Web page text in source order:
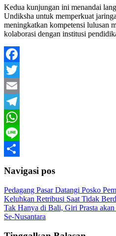
Kedua kunjungan ini menandai
Undiksha untuk memperkuat
meningkatkan kompetensi lulusan
kolaborasi dengan institusi
Facebook
Twitter
Email
Telegram
WhatsApp
Line
Navigasi pos
Pedagang Pasar Datangi Posko
Keluhkan Retribusi Saat Tidak
Tak Hanya di Bali, Giri Prasta
Se-Nusantara